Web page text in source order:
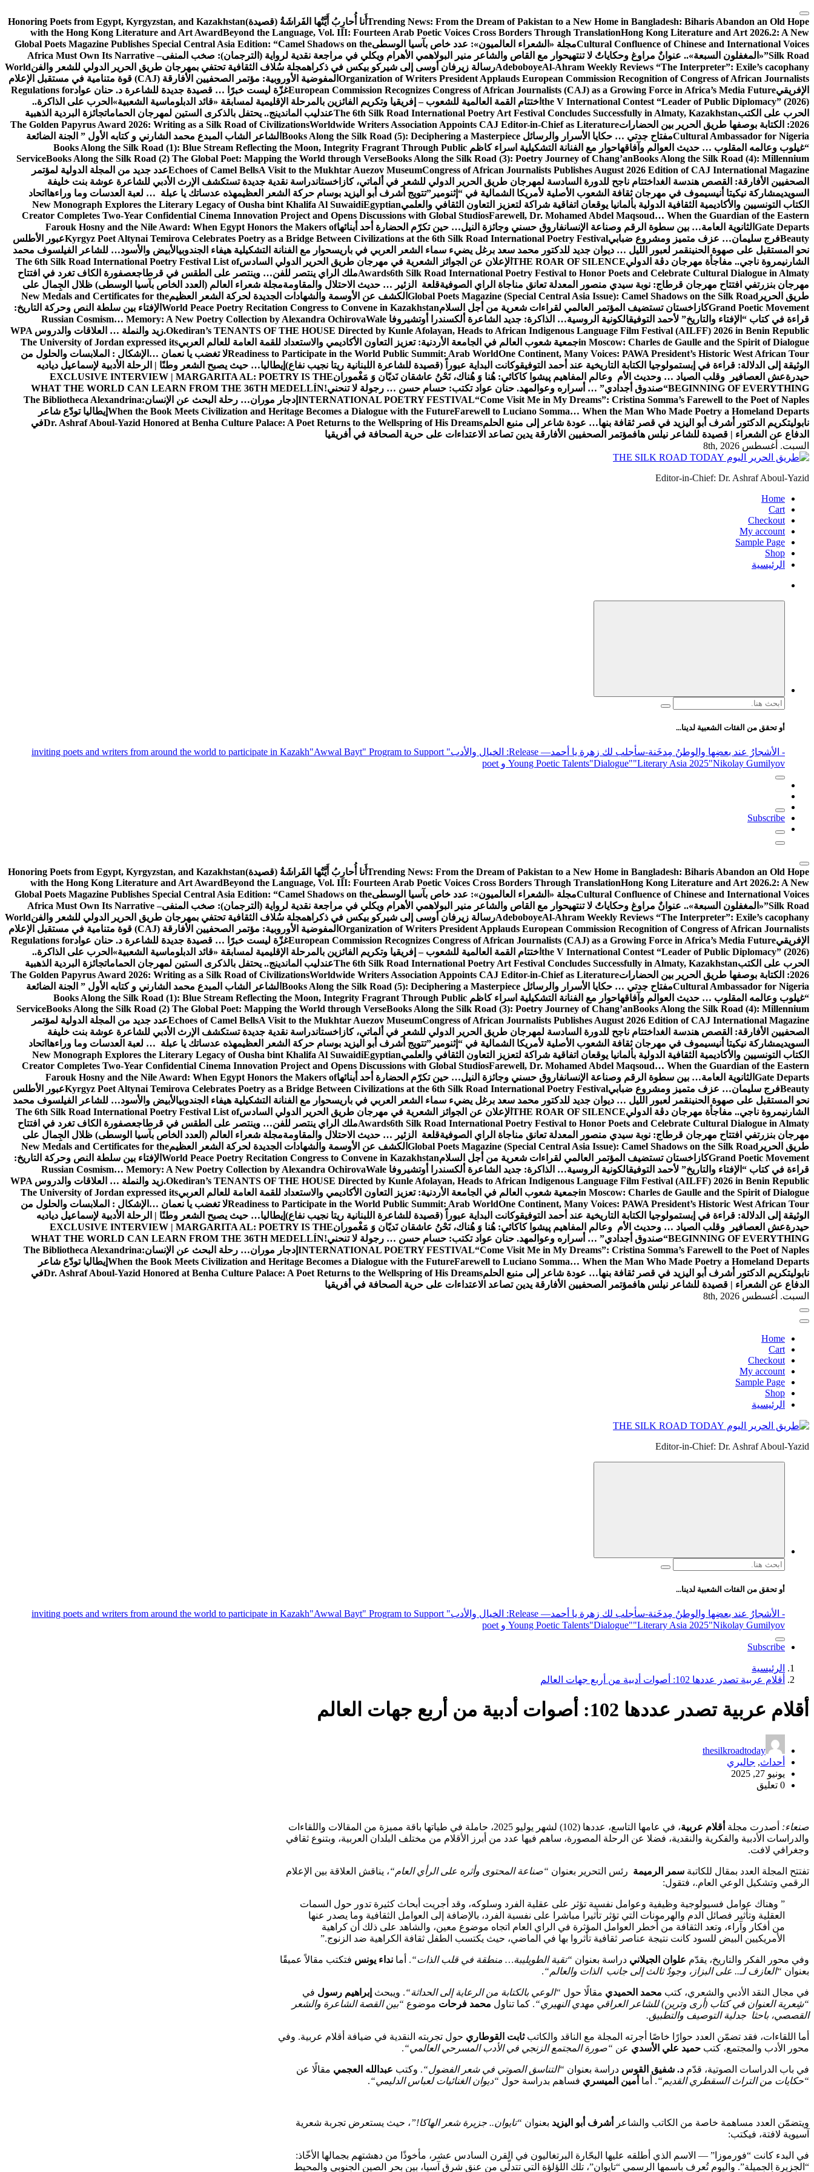
التجاوز
إلى
المحتوى
Trending News: From the Dream of Pakistan to a New Home in Bangladesh: Biharis Abandon an Old Hope أَنا أُحارِبُ أَيَّتُها الفَراشَةُ (قصيدة)Honoring Poets from Egypt, Kyrgyzstan, and Kazakhstan
with the Hong Kong Literature and Art AwardBeyond the Language, Vol. III: Fourteen Arab Poetic Voices Cross Borders Through TranslationHong Kong Literature and Art 2026.2: A New
Cultural Confluence of Chinese and International Voicesمجلة «الشعراء العالميون»: عدد خاص بآسيا الوسطىGlobal Poets Magazine Publishes Special Central Asia Edition: “Camel Shadows on the
Silk Road” «المغفلون السبعة».. عنوانٌ مراوغ وحكاياتٌ لا تنتهيحوار مع القاص والشاعر منير البولاهمي الأهرام ويكلي في مراجعة نقدية لرواية (الترجمان): صخب المنفىAfrica Must Own Its Narrative –
AdeboboyeAl-Ahram Weekly Reviews “The Interpreter”: Exile’s cacophany رسالة زيرفان أوسى إلى شيركو بيكس في ذكراهمجلة سُلاف الثقافية تحتفي بمهرجان طريق الحرير الدولي للشعر والفنWorld
Organization of Writers President Applauds European Commission Recognition of Congress of African Journalists
المفوضية الأوروبية: مؤتمر الصحفيين الأفارقة (CAJ) قوة متنامية في مستقبل الإعلام
الإفريقيEuropean Commission Recognizes Congress of African Journalists (CAJ) as a Growing Force in Africa’s Media Futureغزّة ليست خبرًا … قصيدة جديدة للشاعرة د. حنان عوادRegulations for
the V International Contest “Leader of Public Diplomacy” (2026) اختتام القمة العالمية للشعوب – إفريقيا وتكريم الفائزين بالمرحلة الإقليمية لمسابقة «قائد الدبلوماسية الشعبية» الحرب على الذاكرة..
الحرب على الكتبThe 6th Silk Road International Poetry Art Festival Concludes Successfully in Almaty, Kazakhstanعندليب الماندينج.. يحتفل بالذكرى الستين لمهرجان الحماماتجائزة البردية الذهبية
2026: الكتابة بوصفها طريق الحرير بين الحضارات
The Golden Papyrus Award 2026: Writing as a Silk Road of CivilizationsWorldwide Writers Association Appoints CAJ Editor-in-Chief as Literature
Cultural Ambassador for Nigeriaمفتاح جدتي … حكايا الأسرار والرسائل Books Along the Silk Road (5): Deciphering a Masterpiece الشاعر الشاب المبدع محمد الشارني و كتابه الأول ” الجنة الضائعة
“غيلوب وعالمه المقلوب … حديث العوالم وآفاقهاحوار مع الفنانة التشكيلية اسراء كاظم Books Along the Silk Road (1): Blue Stream Reflecting the Moon, Integrity Fragrant Through Public
ServiceBooks Along the Silk Road (2) The Global Poet: Mapping the World through VerseBooks Along the Silk Road (3): Poetry Journey of Chang’anBooks Along the Silk Road (4): Millennium
Echoes of Camel BellsA Visit to the Mukhtar Auezov MuseumCongress of African Journalists Publishes August 2026 Edition of CAJ International Magazine
عدد جديد من المجلة الدولية لمؤتمر
الصحفيين الأفارقة: القصص هندسة الغد اختتام ناجح للدورة السادسة لمهرجان طريق الحرير الدولي للشعر في ألماتي، كازاخستاندراسة نقدية جديدة تستكشف الإرث الأدبي للشاعرة عوشة بنت خليفة
السويديمشاركة نيكيتا أنيسيموف في مهرجان ثقافة الشعوب الأصلية لأمريكا الشمالية في “إثنومير”تتويج أشرف أبو اليزيد بوسام حركة الشعر العظيمهذه عدساتك يا عبلة … لعبة العدسات وما وراءها اتحاد
الكتاب التونسيين والأكاديمية الثقافية الدولية بألمانيا يوقعان اتفاقية شراكة لتعزيز التعاون الثقافي والعلمي
New Monograph Explores the Literary Legacy of Ousha bint Khalifa Al SuwaidiEgyptian
Creator Completes Two-Year Confidential Cinema Innovation Project and Opens Discussions with Global StudiosFarewell, Dr. Mohamed Abdel Maqsoud… When the Guardian of the Eastern
Gate Departs الثانوية العامة… بين سطوة الرقم وصناعة الإنسانفاروق حسني وجائزة النيل… حين تكرّم الحضارة أحد أبنائهاFarouk Hosny and the Nile Award: When Egypt Honors the Makers of
Beautyفرج سليمان… عزف متميز ومشروع ضبابيKyrgyz Poet Altynai Temirova Celebrates Poetry as a Bridge Between Civilizations at the 6th Silk Road International Poetry Festivalعبور الأطلس
نحو المستقبل على صهوة الحنينقمر لعبور الليل … ديوان جديد للدكتور محمد سعد برغل يضيء سماء الشعر العربي في باريسحوار مع الفنانة التشكيلية هيفاء الجندوبيالأبيض والأسود… للشاعر الفيلسوف محمد
الشارنيمروة ناجي.. مفاجأة مهرجان دڨة الدوليTHE ROAR OF SILENCE الإعلان عن الجوائز الشعرية في مهرجان طريق الحرير الدولي السادسThe 6th Silk Road International Poetry Festival List of
Awards6th Silk Road International Poetry Festival to Honor Poets and Celebrate Cultural Dialogue in Almaty ملك الراي ينتصر للفن… وينتصر على الطقس في قرطاجعصفورة الكاف تغرد في افتتاح
مهرجان بنزرتفي افتتاح مهرجان قرطاج: نوبة سيدي منصور المعدلة تعانق مناجاة الراي الصوفيةقلعة الزئير … حديث الاحتلال والمقاومةمجلة شعراء العالم (العدد الخاص بآسيا الوسطى) ظلال الجِمال على
طريق الحرير Global Poets Magazine (Special Central Asia Issue): Camel Shadows on the Silk Road الكشف عن الأوسمة والشهادات الجديدة لحركة الشعر العظيمNew Medals and Certificates for the
Grand Poetic Movementكازاخستان تستضيف المؤتمر العالمي لقراءات شعرية من أجل السلامWorld Peace Poetry Recitation Congress to Convene in Kazakhstan الإفتاء بين سلطة النص وحركة التاريخ:
قراءة في كتاب “الإفتاء والتاريخ” لأحمد التوفيقالكونية الروسية… الذاكرة: جديد الشاعرة ألكسندرا أوتشيروفا Russian Cosmism… Memory: A New Poetry Collection by Alexandra OchirovaWale
Okediran’s TENANTS OF THE HOUSE Directed by Kunle Afolayan, Heads to African Indigenous Language Film Festival (AILFF) 2026 in Benin Republic. زيد والنملة … العلاقات والدروس WPA
in Moscow: Charles de Gaulle and the Spirit of Dialogueجمعية شعوب العالم في الجامعة الأردنية: تعزيز التعاون الأكاديمي والاستعداد للقمة العامة للعالم العربيThe University of Jordan expressed its
Readiness to Participate in the World Public Summit: Arab WorldOne Continent, Many Voices: PAWA President’s Historic West African Tour لا تغضب يا نعمان …الإشكال : الملابسات والحلول من
الوثيقة إلى الدلالة: قراءة في إبستمولوجيا الكتابة التاريخية عند أحمد التوفيقوكانت البداية عبوراً (قصيدة للشاعرة اللبنانية ريتا نجيب نفاع) إيطاليا… حيث يصبح الشعر وطنًا | الرحلة الأدبية لإسماعيل دياديه
حيدرةعش العصافير وقلب الصياد … وحديث الأم وعالم المفاهيم پیشوا کاکائي: هُنا وَ هُناك، نَحْنُ عاشقان نَديّان وَ مَغْمورانEXCLUSIVE INTERVIEW | MARGARITA AL: POETRY IS THE
BEGINNING OF EVERYTHING“صندوق أجدادي” … أسراره وعوالمهد. حنان عواد تكتب: حسام حسن … رجولة لا تنحني!WHAT THE WORLD CAN LEARN FROM THE 36TH MEDELLÍN
INTERNATIONAL POETRY FESTIVAL“Come Visit Me in My Dreams”: Cristina Somma’s Farewell to the Poet of Naples إدجار موران… رحلة البحث عن الإنسانThe Bibliotheca Alexandrina:
When the Book Meets Civilization and Heritage Becomes a Dialogue with the FutureFarewell to Luciano Somma… When the Man Who Made Poetry a Homeland Departs
إيطاليا تودّع شاعر
نابوليتكريم الدكتور أشرف أبو اليزيد في قصر ثقافة بنها… عودة شاعر إلى منبع الحلمDr. Ashraf Aboul-Yazid Honored at Benha Culture Palace: A Poet Returns to the Wellspring of His Dreamsفي
الدفاع عن الشعراء | قصيدة للشاعر نيلس هافمؤتمر الصحفيين الأفارقة يدين تصاعد الاعتداءات على حرية الصحافة في أفريقيا
السبت. أغسطس 8th, 2026
Editor-in-Chief: Dr. Ashraf Aboul-Yazid
Home
Cart
Checkout
My account
Sample Page
Shop
الرئيسية
البحث
أو تحقق من الفئات الشعبية لدينا...
- الأشجارُ عند بعضِها والوطنُ مِدخَنة-سأجلب لك زهرة يا أحمد— Release : الخيال والأدب" inviting poets and writers from around the world to participate in Kazakh
"Awwal Bayt" Program to Support
Young Poetic Talents"Dialogue""Literary Asia 2025"Nikolay Gumilyov و poet
Subscribe
Trending News: From the Dream of Pakistan to a New Home in Bangladesh: Biharis Abandon an Old Hope أَنا أُحارِبُ أَيَّتُها الفَراشَةُ (قصيدة)Honoring Poets from Egypt, Kyrgyzstan, and Kazakhstan
with the Hong Kong Literature and Art AwardBeyond the Language, Vol. III: Fourteen Arab Poetic Voices Cross Borders Through TranslationHong Kong Literature and Art 2026.2: A New
Cultural Confluence of Chinese and International Voicesمجلة «الشعراء العالميون»: عدد خاص بآسيا الوسطىGlobal Poets Magazine Publishes Special Central Asia Edition: “Camel Shadows on the
Silk Road” «المغفلون السبعة».. عنوانٌ مراوغ وحكاياتٌ لا تنتهيحوار مع القاص والشاعر منير البولاهمي الأهرام ويكلي في مراجعة نقدية لرواية (الترجمان): صخب المنفىAfrica Must Own Its Narrative –
AdeboboyeAl-Ahram Weekly Reviews “The Interpreter”: Exile’s cacophany رسالة زيرفان أوسى إلى شيركو بيكس في ذكراهمجلة سُلاف الثقافية تحتفي بمهرجان طريق الحرير الدولي للشعر والفنWorld
Organization of Writers President Applauds European Commission Recognition of Congress of African Journalists
المفوضية الأوروبية: مؤتمر الصحفيين الأفارقة (CAJ) قوة متنامية في مستقبل الإعلام
الإفريقيEuropean Commission Recognizes Congress of African Journalists (CAJ) as a Growing Force in Africa’s Media Futureغزّة ليست خبرًا … قصيدة جديدة للشاعرة د. حنان عوادRegulations for
the V International Contest “Leader of Public Diplomacy” (2026) اختتام القمة العالمية للشعوب – إفريقيا وتكريم الفائزين بالمرحلة الإقليمية لمسابقة «قائد الدبلوماسية الشعبية» الحرب على الذاكرة..
الحرب على الكتبThe 6th Silk Road International Poetry Art Festival Concludes Successfully in Almaty, Kazakhstanعندليب الماندينج.. يحتفل بالذكرى الستين لمهرجان الحماماتجائزة البردية الذهبية
2026: الكتابة بوصفها طريق الحرير بين الحضارات
The Golden Papyrus Award 2026: Writing as a Silk Road of CivilizationsWorldwide Writers Association Appoints CAJ Editor-in-Chief as Literature
Cultural Ambassador for Nigeriaمفتاح جدتي … حكايا الأسرار والرسائل Books Along the Silk Road (5): Deciphering a Masterpiece الشاعر الشاب المبدع محمد الشارني و كتابه الأول ” الجنة الضائعة
“غيلوب وعالمه المقلوب … حديث العوالم وآفاقهاحوار مع الفنانة التشكيلية اسراء كاظم Books Along the Silk Road (1): Blue Stream Reflecting the Moon, Integrity Fragrant Through Public
ServiceBooks Along the Silk Road (2) The Global Poet: Mapping the World through VerseBooks Along the Silk Road (3): Poetry Journey of Chang’anBooks Along the Silk Road (4): Millennium
Echoes of Camel BellsA Visit to the Mukhtar Auezov MuseumCongress of African Journalists Publishes August 2026 Edition of CAJ International Magazine
عدد جديد من المجلة الدولية لمؤتمر
الصحفيين الأفارقة: القصص هندسة الغد اختتام ناجح للدورة السادسة لمهرجان طريق الحرير الدولي للشعر في ألماتي، كازاخستاندراسة نقدية جديدة تستكشف الإرث الأدبي للشاعرة عوشة بنت خليفة
السويديمشاركة نيكيتا أنيسيموف في مهرجان ثقافة الشعوب الأصلية لأمريكا الشمالية في “إثنومير”تتويج أشرف أبو اليزيد بوسام حركة الشعر العظيمهذه عدساتك يا عبلة … لعبة العدسات وما وراءها اتحاد
الكتاب التونسيين والأكاديمية الثقافية الدولية بألمانيا يوقعان اتفاقية شراكة لتعزيز التعاون الثقافي والعلمي
New Monograph Explores the Literary Legacy of Ousha bint Khalifa Al SuwaidiEgyptian
Creator Completes Two-Year Confidential Cinema Innovation Project and Opens Discussions with Global StudiosFarewell, Dr. Mohamed Abdel Maqsoud… When the Guardian of the Eastern
Gate Departs الثانوية العامة… بين سطوة الرقم وصناعة الإنسانفاروق حسني وجائزة النيل… حين تكرّم الحضارة أحد أبنائهاFarouk Hosny and the Nile Award: When Egypt Honors the Makers of
Beautyفرج سليمان… عزف متميز ومشروع ضبابيKyrgyz Poet Altynai Temirova Celebrates Poetry as a Bridge Between Civilizations at the 6th Silk Road International Poetry Festivalعبور الأطلس
نحو المستقبل على صهوة الحنينقمر لعبور الليل … ديوان جديد للدكتور محمد سعد برغل يضيء سماء الشعر العربي في باريسحوار مع الفنانة التشكيلية هيفاء الجندوبيالأبيض والأسود… للشاعر الفيلسوف محمد
الشارنيمروة ناجي.. مفاجأة مهرجان دڨة الدوليTHE ROAR OF SILENCE الإعلان عن الجوائز الشعرية في مهرجان طريق الحرير الدولي السادسThe 6th Silk Road International Poetry Festival List of
Awards6th Silk Road International Poetry Festival to Honor Poets and Celebrate Cultural Dialogue in Almaty ملك الراي ينتصر للفن… وينتصر على الطقس في قرطاجعصفورة الكاف تغرد في افتتاح
مهرجان بنزرتفي افتتاح مهرجان قرطاج: نوبة سيدي منصور المعدلة تعانق مناجاة الراي الصوفيةقلعة الزئير … حديث الاحتلال والمقاومةمجلة شعراء العالم (العدد الخاص بآسيا الوسطى) ظلال الجِمال على
طريق الحرير Global Poets Magazine (Special Central Asia Issue): Camel Shadows on the Silk Road الكشف عن الأوسمة والشهادات الجديدة لحركة الشعر العظيمNew Medals and Certificates for the
Grand Poetic Movementكازاخستان تستضيف المؤتمر العالمي لقراءات شعرية من أجل السلامWorld Peace Poetry Recitation Congress to Convene in Kazakhstan الإفتاء بين سلطة النص وحركة التاريخ:
قراءة في كتاب “الإفتاء والتاريخ” لأحمد التوفيقالكونية الروسية… الذاكرة: جديد الشاعرة ألكسندرا أوتشيروفا Russian Cosmism… Memory: A New Poetry Collection by Alexandra OchirovaWale
Okediran’s TENANTS OF THE HOUSE Directed by Kunle Afolayan, Heads to African Indigenous Language Film Festival (AILFF) 2026 in Benin Republic. زيد والنملة … العلاقات والدروس WPA
in Moscow: Charles de Gaulle and the Spirit of Dialogueجمعية شعوب العالم في الجامعة الأردنية: تعزيز التعاون الأكاديمي والاستعداد للقمة العامة للعالم العربيThe University of Jordan expressed its
Readiness to Participate in the World Public Summit: Arab WorldOne Continent, Many Voices: PAWA President’s Historic West African Tour لا تغضب يا نعمان …الإشكال : الملابسات والحلول من
الوثيقة إلى الدلالة: قراءة في إبستمولوجيا الكتابة التاريخية عند أحمد التوفيقوكانت البداية عبوراً (قصيدة للشاعرة اللبنانية ريتا نجيب نفاع) إيطاليا… حيث يصبح الشعر وطنًا | الرحلة الأدبية لإسماعيل دياديه
حيدرةعش العصافير وقلب الصياد … وحديث الأم وعالم المفاهيم پیشوا کاکائي: هُنا وَ هُناك، نَحْنُ عاشقان نَديّان وَ مَغْمورانEXCLUSIVE INTERVIEW | MARGARITA AL: POETRY IS THE
BEGINNING OF EVERYTHING“صندوق أجدادي” … أسراره وعوالمهد. حنان عواد تكتب: حسام حسن … رجولة لا تنحني!WHAT THE WORLD CAN LEARN FROM THE 36TH MEDELLÍN
INTERNATIONAL POETRY FESTIVAL“Come Visit Me in My Dreams”: Cristina Somma’s Farewell to the Poet of Naples إدجار موران… رحلة البحث عن الإنسانThe Bibliotheca Alexandrina:
When the Book Meets Civilization and Heritage Becomes a Dialogue with the FutureFarewell to Luciano Somma… When the Man Who Made Poetry a Homeland Departs
إيطاليا تودّع شاعر
نابوليتكريم الدكتور أشرف أبو اليزيد في قصر ثقافة بنها… عودة شاعر إلى منبع الحلمDr. Ashraf Aboul-Yazid Honored at Benha Culture Palace: A Poet Returns to the Wellspring of His Dreamsفي
الدفاع عن الشعراء | قصيدة للشاعر نيلس هافمؤتمر الصحفيين الأفارقة يدين تصاعد الاعتداءات على حرية الصحافة في أفريقيا
السبت. أغسطس 8th, 2026
Home
Cart
Checkout
My account
Sample Page
Shop
الرئيسية
Editor-in-Chief: Dr. Ashraf Aboul-Yazid
البحث
أو تحقق من الفئات الشعبية لدينا...
- الأشجارُ عند بعضِها والوطنُ مِدخَنة-سأجلب لك زهرة يا أحمد— Release : الخيال والأدب" inviting poets and writers from around the world to participate in Kazakh
"Awwal Bayt" Program to Support
Young Poetic Talents"Dialogue""Literary Asia 2025"Nikolay Gumilyov و poet
Subscribe
الرئيسية
أقلام عربية تصدر عددها 102: أصوات أدبية من أربع جهات العالم
أقلام عربية تصدر عددها 102: أصوات أدبية من أربع جهات العالم
thesilkroadtoday
أحداث, جاليري
يونيو 27, 2025
0 تعليق
صنعاء: أصدرت مجلة أقلام عربية
، في عامها التاسع، عددها (102) لشهر يوليو 2025، حاملة في طياتها باقة مميزة من المقالات واللقاءات
والدراسات الأدبية والفكرية والنقدية، فضلا عن الرحلة المصورة، ساهم فيها عدد من أبرز الأقلام من مختلف البلدان العربية، وبتنوع ثقافي
وجغرافي لافت.
تفتتح المجلة العدد بمقال للكاتبة سمر الرميمة رئس التحرير بعنوان “صناعة المحتوى وأثره على الرأي العام“، يناقش العلاقة بين الإعلام
الرقمي وتشكيل الوعي العام.، فتقول:
” وهناك عوامل فسيولوجية وظيفية وعوامل نفسية تؤثر على عقلية الفرد وسلوكه، وقد أجريت أبحاث كثيرة تدور حول السمات
العقلية وتأثير فصائل الدم والهرمونات التي تؤثر تأثيرا مباشرا على نفسية الفرد، بالإضافة إلى العوامل الثقافية وما يصدر عنها
من أفكار وآراء، وتعد الثقافة من أخطر العوامل المؤثرة في الراي العام اتجاه موضوع معين، والشاهد على ذلك أن كراهية
الأمريكيين البيض للسود كانت نتيجة عناصر ثقافية تأثروا بها في الماضي، حيث يكتسب الطفل ثقافة الكراهية ضد الزنوج.”
وفي محور الفكر والتاريخ، يقدّم علوان الجيلاني دراسة بعنوان “تقية الطويليبة… منطقة في قلب الذات“. أما نداء يونس فتكتب مقالاً عميقًا
بعنوان “العازف لـ.. على البزاز، وجودٌ ثالث إلى جانب الذات والعالم“
.
في مجال النقد الأدبي والشعري، كتب محمد الحميدي مقالًا حول “الوعي بالكتابة من الرعاية إلى الحداثة“. ويبحث إبراهيم رسول في
“شِعرية العنوان في كتاب (أرى وترين) للشاعر العراقي مهدي النهيري“. كما تناول محمد فرحات موضوع “بين القصة الشاعرة والشعر
القصصي، باحثا جدلية التوصيف والتطبيق.
أما اللقاءات، فقد تضمّن العدد حوارًا خاصًا أجرته المجلة مع الناقد والكاتبثابت القوطاري حول تجربته النقدية في ضيافة أقلام عربية. وفي
محور الأدب والمجتمع، كتب حميد علي الأسدي عن “صورة المجتمع الزنجي في الأدب المسرحي العالمي“
.
في باب الدراسات الصوتية، قدّم د. شفيق القوس دراسة بعنوان “التناسق الصوتي في شعر الفضول“. وكتب عبدالله العجمي مقالًا عن
“حكايات من التراث السقطري القديم“. أما أمين الميسري فساهم بدراسة حول “ديوان الغنائيات لعباس الدليمي“
.
ويتضمّن العدد مساهمة خاصة من الكاتب والشاعر أشرف أبو اليزيد بعنوان “تايوان.. جزيرة شعر الهاكا!”، حيث يستعرض تجربة شعرية
آسيوية لافتة، فيكتب:
في البدء كانت “فورموزا” — الاسم الذي أطلقه عليها البحّارة البرتغاليون في القرن السادس عشر، مأخوذًا من دهشتهم بجمالها الأخّاذ:
“الجزيرة الجميلة”. واليوم تُعرف باسمها الرسمي “تايوان”، تلك اللؤلؤة التي تتدلّى من عنق شرق آسيا، بين بحر الصين الجنوبي والمحيط